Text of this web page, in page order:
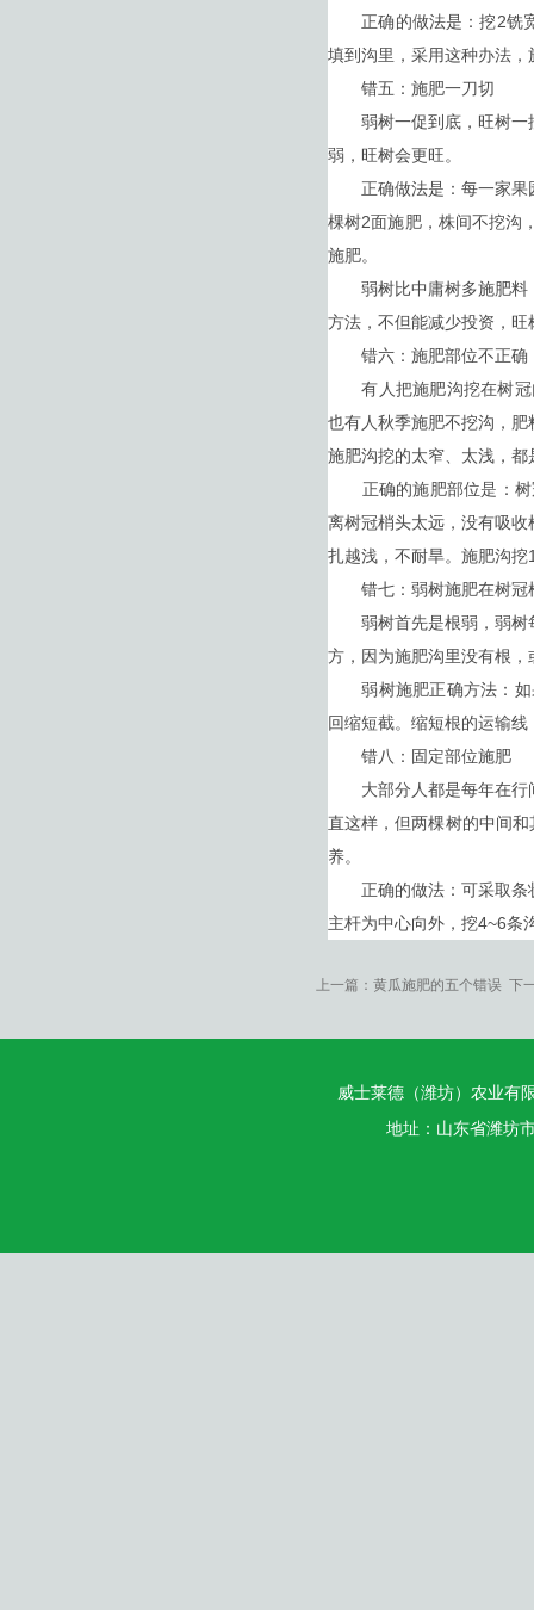
正确的做法是：挖2铣宽
填到沟里，采用这种办法
错五：施肥一刀切
弱树一促到底，旺树一控
弱，旺树会更旺。
正确做法是：每一家果园
棵树2面施肥，株间不挖沟
施肥。
弱树比中庸树多施肥料，
方法，不但能减少投资，旺
错六：施肥部位不正确
有人把施肥沟挖在树冠
也有人秋季施肥不挖沟，
施肥沟挖的太窄、太浅，都
正确的施肥部位是：树
离树冠梢头太远，没有吸
扎越浅，不耐旱。施肥沟
错七：弱树施肥在树冠
弱树首先是根弱，弱树每
方，因为施肥沟里没有根
弱树施肥正确方法：如
回缩短截。缩短根的运输
错八：固定部位施肥
大部分人都是每年在行间
直这样，但两棵树的中间
养。
正确的做法：可采取条状
主杆为中心向外，挖4~6条
上一篇： 黄瓜施肥的五个错误 下
威士莱德（潍坊）农业
地址：山东省潍坊